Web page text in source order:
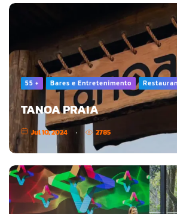
55 + Bares e Entretenimento
TANOA PRAIA
Jul 10, 2024 2785